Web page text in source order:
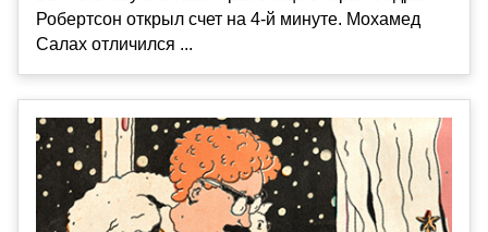
Робертсон открыл счет на 4-й минуте. Мохамед
Салах отличился ...